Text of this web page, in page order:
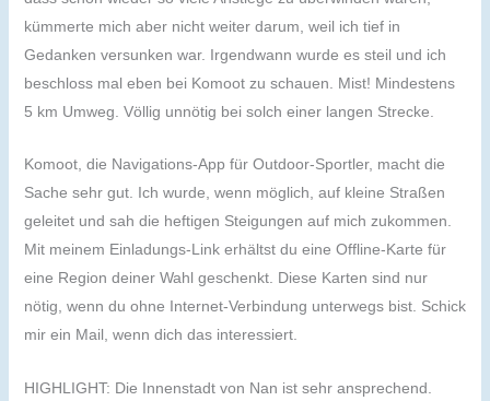
kümmerte mich aber nicht weiter darum, weil ich tief in
Gedanken versunken war. Irgendwann wurde es steil und ich
beschloss mal eben bei Komoot zu schauen. Mist! Mindestens
5 km Umweg. Völlig unnötig bei solch einer langen Strecke.
Komoot, die Navigations-App für Outdoor-Sportler, macht die
Sache sehr gut. Ich wurde, wenn möglich, auf kleine Straßen
geleitet und sah die heftigen Steigungen auf mich zukommen.
Mit meinem Einladungs-Link erhältst du eine Offline-Karte für
eine Region deiner Wahl geschenkt. Diese Karten sind nur
nötig, wenn du ohne Internet-Verbindung unterwegs bist. Schick
mir ein Mail, wenn dich das interessiert.
HIGHLIGHT: Die Innenstadt von Nan ist sehr ansprechend.